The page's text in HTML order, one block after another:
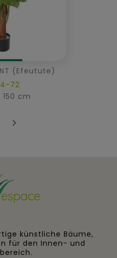
(Efeutute)
72
150 cm

künstliche Bäume,
für den Innen- und